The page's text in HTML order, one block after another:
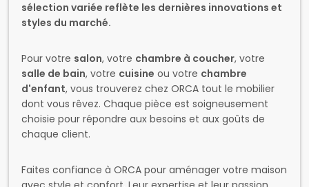
Faites confiance à ORCA pour aménager votre maison
avec style et confort. Leur expertise et leur passion
expérience d'achat agréable et enrichissante.